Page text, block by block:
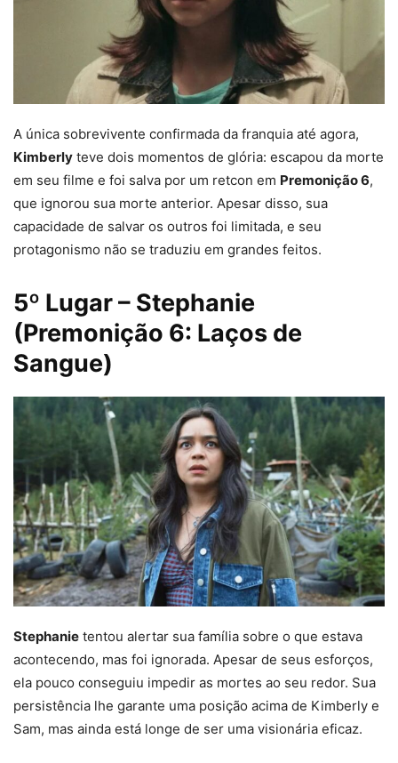
A única sobrevivente confirmada da franquia até agora,
Kimberly teve dois momentos de glória: escapou da morte
em seu filme e foi salva por um retcon em Premonição 6,
que ignorou sua morte anterior. Apesar disso, sua
capacidade de salvar os outros foi limitada, e seu
protagonismo não se traduziu em grandes feitos.
5º Lugar – Stephanie
(Premonição 6: Laços de
Sangue)
Stephanie tentou alertar sua família sobre o que estava
acontecendo, mas foi ignorada. Apesar de seus esforços,
ela pouco conseguiu impedir as mortes ao seu redor. Sua
persistência lhe garante uma posição acima de Kimberly e
Sam, mas ainda está longe de ser uma visionária eficaz.